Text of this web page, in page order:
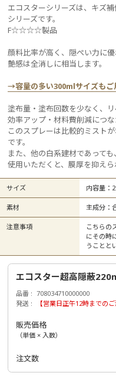
エコスターシリーズは、キズ
シリーズです。
F☆☆☆☆製品
顔料比率が高く、隠ぺい力に優
艶感は全消しに相当します。
→容量の多い300mlサイズもご
塗布量・塗布回数を少なく、
効率アップ・材料費削減につな
このスプレーは比較的ミスト
です。
また、他の白系建材であって
使用いただくと、膜厚を抑えら
サイズ 内容量：
素材 主成分：
注意事項
こちらの
にその時
うことと
エコスター超高隠蔽
品番
708034710000000
発送
【営業日正午12時までの
販売価格
（単価 × 入数）
注文数